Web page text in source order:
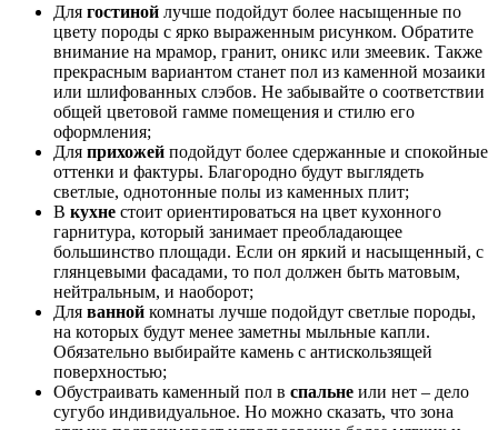
Для гостиной лучше подойдут более насыщенные по
цвету породы с ярко выраженным рисунком. Обратите
внимание на мрамор, гранит, оникс или змеевик. Также
прекрасным вариантом станет пол из каменной мозаики
или шлифованных слэбов. Не забывайте о соответствии
общей цветовой гамме помещения и стилю его
оформления;
Для прихожей подойдут более сдержанные и спокойные
оттенки и фактуры. Благородно будут выглядеть
светлые, однотонные полы из каменных плит;
В кухне стоит ориентироваться на цвет кухонного
гарнитура, который занимает преобладающее
большинство площади. Если он яркий и насыщенный, с
глянцевыми фасадами, то пол должен быть матовым,
нейтральным, и наоборот;
Для ванной комнаты лучше подойдут светлые породы,
на которых будут менее заметны мыльные капли.
Обязательно выбирайте камень с антискользящей
поверхностью;
Обустраивать каменный пол в спальне или нет – дело
сугубо индивидуальное. Но можно сказать, что зона